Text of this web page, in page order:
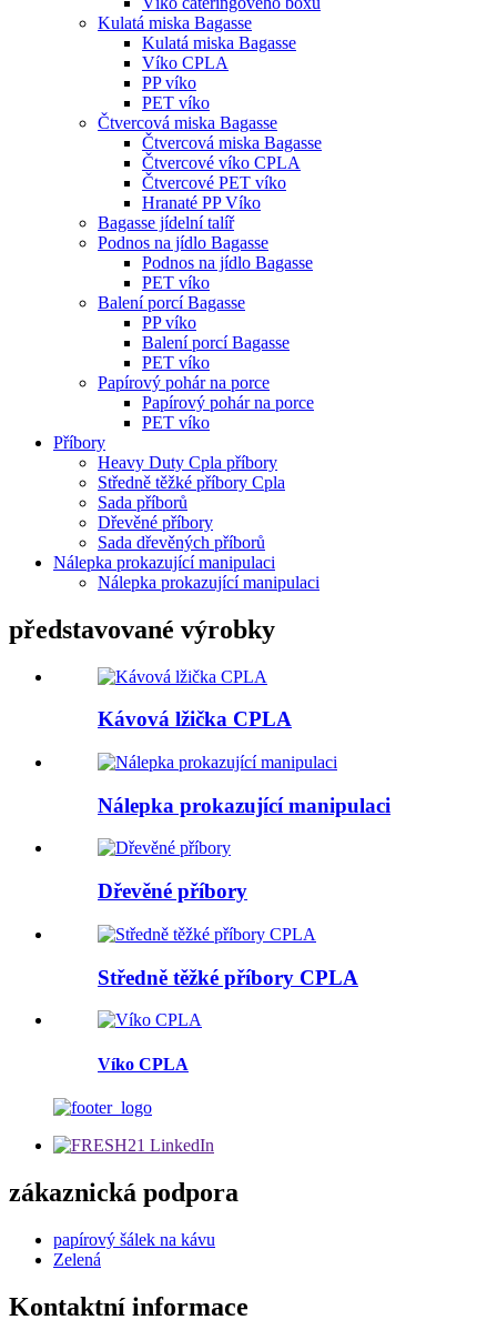
Kulatá miska Bagasse
Kulatá miska Bagasse
Víko CPLA
PP víko
PET víko
Čtvercová miska Bagasse
Čtvercová miska Bagasse
Čtvercové víko CPLA
Čtvercové PET víko
Hranaté PP Víko
Bagasse jídelní talíř
Podnos na jídlo Bagasse
Podnos na jídlo Bagasse
PET víko
Balení porcí Bagasse
PP víko
Balení porcí Bagasse
PET víko
Papírový pohár na porce
Papírový pohár na porce
PET víko
Příbory
Heavy Duty Cpla příbory
Středně těžké příbory Cpla
Sada příborů
Dřevěné příbory
Sada dřevěných příborů
Nálepka prokazující manipulaci
Nálepka prokazující manipulaci
představované výrobky
Kávová lžička CPLA
Nálepka prokazující manipulaci
Dřevěné příbory
Středně těžké příbory CPLA
Víko CPLA
zákaznická podpora
papírový šálek na kávu
Zelená
Kontaktní informace